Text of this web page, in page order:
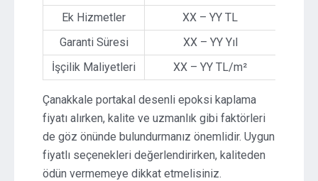
Ek Hizmetler
XX – YY TL
Garanti Süresi
XX – YY Yıl
İşçilik Maliyetleri
XX – YY TL/m²
Çanakkale portakal desenli epoksi kaplama
fiyatı alırken, kalite ve uzmanlık gibi faktörleri
de göz önünde bulundurmanız önemlidir. Uygun
fiyatlı seçenekleri değerlendirirken, kaliteden
ödün vermemeye dikkat etmelisiniz.